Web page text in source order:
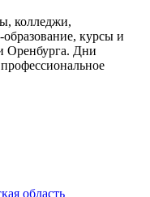
колледжи,
образование, курсы и
Оренбурга. Дни
область